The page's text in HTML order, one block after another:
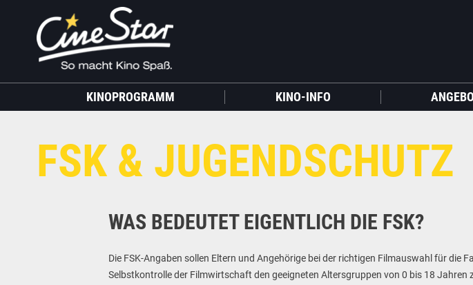
KINOPROGRAMM KINO-INFO LIEBER
GUTSCHEIN
Gutschein
FSK & JUGENDSCHUTZ
WAS BEDEUTET EIGENTLICH DIE FSK?
Die FSK-Angaben sollen Eltern und Angehörige bei der richtigen Filmauswahl für die
Selbstkontrolle der Filmwirtschaft den geeigneten Altersgruppen von 0 bis 18